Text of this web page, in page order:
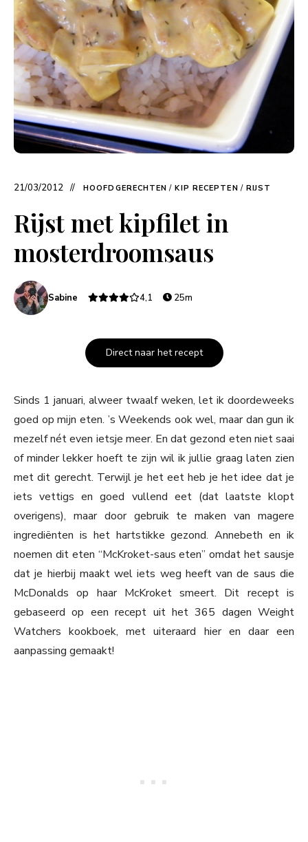
21/03/2012 HOOFDGERECHTEN / KIP RECEPTEN / RIJST
Rijst met kipfilet in
mosterdroomsaus
Sabine 4,1 25m
Direct naar het recept
Sinds 1 januari, alweer twaalf weken, let ik doordeweeks
goed op mijn eten. ’s Weekends ook wel, maar dan gun ik
mezelf nét even ietsje meer. En dat gezond eten niet saai
of minder lekker hoeft te zijn wil ik jullie graag laten zien
met dit gerecht. Terwijl je het eet heb je het idee dat je
iets vettigs en goed vullend eet (dat laatste klopt
overigens), maar door gebruik te maken van magere
ingrediënten is het hartstikke gezond. Annebeth en ik
noemen dit eten “McKroket-saus eten” omdat het sausje
dat je hierbij maakt wel iets weg heeft van de saus die
McDonalds op haar McKroket smeert. Dit recept is
gebaseerd op een recept uit het 365 dagen Weight
Watchers kookboek, met uiteraard hier en daar een
aanpassing gemaakt!